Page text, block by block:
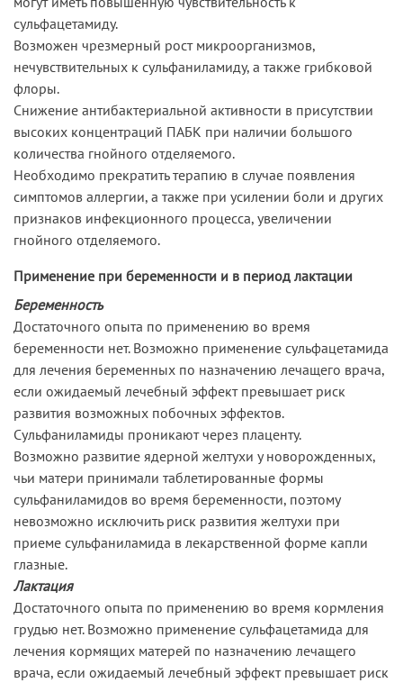
сульфацетамиду.
Возможен чрезмерный рост микроорганизмов,
нечувствительных к сульфаниламиду, а также грибковой
флоры.
Снижение антибактериальной активности в присутствии
высоких концентраций ПАБК при наличии большого
количества гнойного отделяемого.
Необходимо прекратить терапию в случае появления
симптомов аллергии, а также при усилении боли и других
признаков инфекционного процесса, увеличении
гнойного отделяемого.
Применение при беременности и в период лактации
Беременность
Достаточного опыта по применению во время
беременности нет. Возможно применение сульфацетамида
для лечения беременных по назначению лечащего врача,
если ожидаемый лечебный эффект превышает риск
развития возможных побочных эффектов.
Сульфаниламиды проникают через плаценту.
Возможно развитие ядерной желтухи у новорожденных,
чьи матери принимали таблетированные формы
сульфаниламидов во время беременности, поэтому
невозможно исключить риск развития желтухи при
приеме сульфаниламида в лекарственной форме капли
глазные.
Лактация
Достаточного опыта по применению во время кормления
грудью нет. Возможно применение сульфацетамида для
лечения кормящих матерей по назначению лечащего
врача, если ожидаемый лечебный эффект превышает риск